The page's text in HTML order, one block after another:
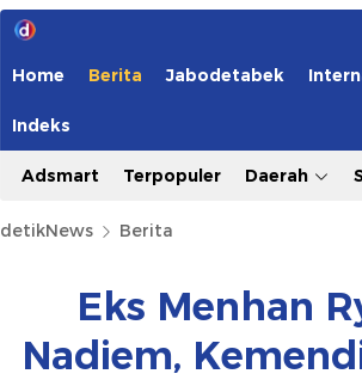
Home Berita Jabodetabek
Indeks
Adsmart Terpopuler Daerah
detikNews Berita
Eks Menhan
Nadiem,